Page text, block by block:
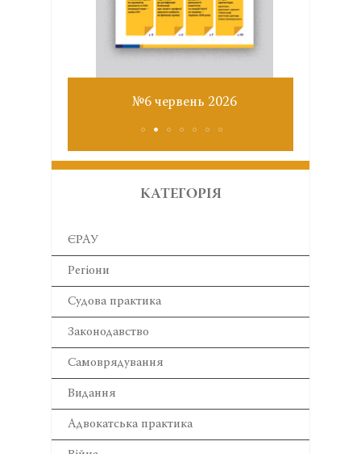
№6 червень 2026
КАТЕГОРІЯ
ЄРАУ
Регіони
Cудова практика
Законодавство
Самоврядування
Видання
Адвокатська практика